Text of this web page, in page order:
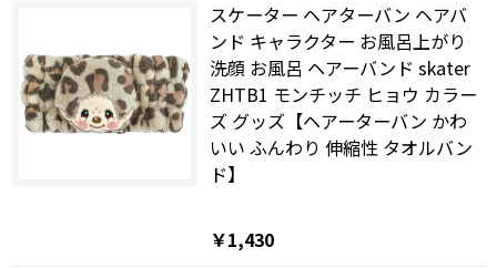
スケーター ヘアターバン ヘアバ
ンド キャラクター お風呂上がり
洗顔 お風呂 ヘアーバンド skater
ZHTB1 モンチッチ ヒョウ カラー
ズ グッズ【ヘアーターバン かわ
いい ふんわり 伸縮性 タオルバン
ド】
￥1,430